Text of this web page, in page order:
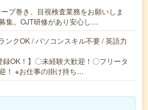
プ巻き、目視検査業務をお願いしま
集。OJT研修があり安心し…
ンクOK / パソコンスキル不要 / 英語力
録OK！】〇未経験大歓迎！〇フリータ
！ ※お仕事の掛け持ち…